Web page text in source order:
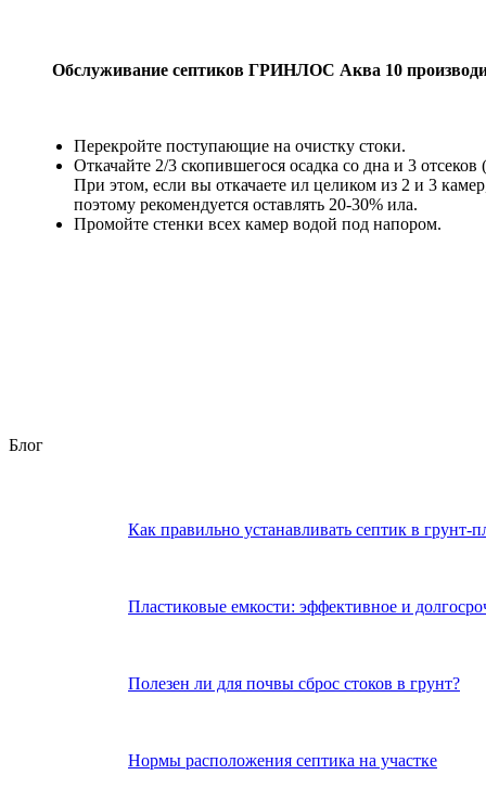
Обслуживание септиков ГРИНЛОС Аква 10
Перекройте поступающие на очистку стоки.
Откачайте 2/3 скопившегося осадка со дна и 3
При этом, если вы откачаете ил целиком из 2 и 3
поэтому рекомендуется оставлять 20-30% ила.
Промойте стенки всех камер водой под напором.
Блог
Как правильно устанавливать септик в грунт-
Пластиковые емкости: эффективное и
Полезен ли для почвы сброс стоков в грунт?
Нормы расположения септика на участке